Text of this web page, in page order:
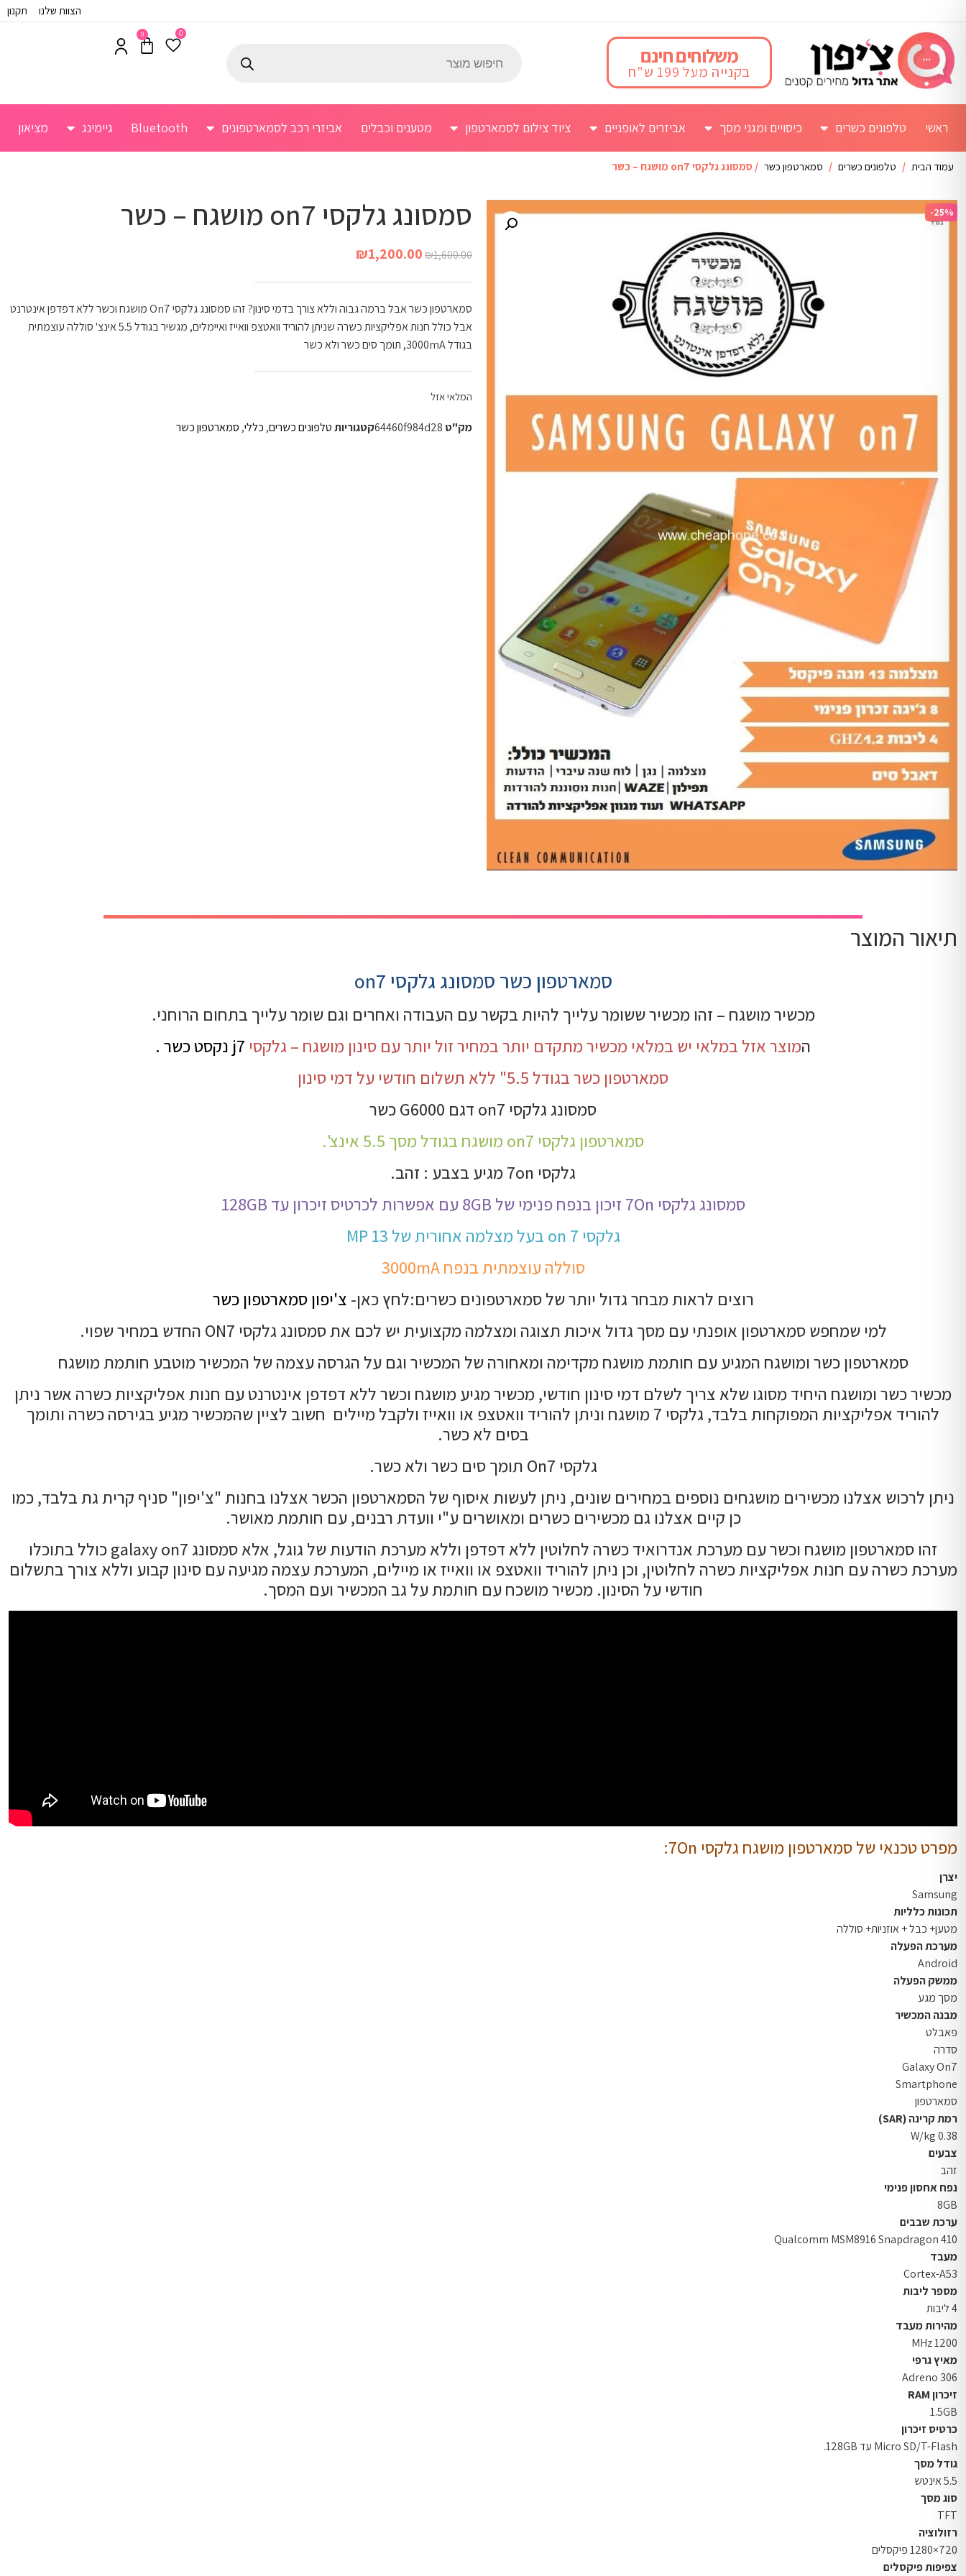
הצוות שלנו תקנון
משלוחים חינם
בקנייה מעל 199 ש"ח
0
0
ראשי טלפונים כשרים כיסויים ומגני מסך אביזרים לאופניים ציוד צילום לסמארטפון מטענים וכבלים אביזרי רכב לסמארטפונים Bluetooth גיימינג מציאון
עמוד הבית / טלפונים כשרים / סמארטפון כשר / סמסונג גלקסי on7 מושגח – כשר
-25% סמסונג גלקסי on7 מושגח – כשר
₪1,600.00
₪1,200.00
סמארטפון כשר אבל ברמה גבוה וללא צורך בדמי סינון? זהו סמסונג גלקסי On7 מושגח וכשר ללא דפדפן אינטרנט
אבל כולל חנות אפליקציות כשרה שניתן להוריד וואטצפ וואייז ואיימלים, מגשיר בגודל 5.5 אינצ' סוללה עוצמתית
בגודל 3000mA, תומך סים כשר ולא כשר
המלאי אזל
מק"ט 64460f984d28קטגוריותטלפונים כשרים, כללי, סמארטפון כשר
תיאור המוצר
סמארטפון כשר סמסונג גלקסי on7
מכשיר מושגח – זהו מכשיר ששומר עלייך להיות בקשר עם העבודה ואחרים וגם שומר עלייך בתחום הרוחני.
המוצר אזל במלאי יש במלאי מכשיר מתקדם יותר במחיר זול יותר עם סינון מושגח – גלקסי j7 נקסט כשר .
סמארטפון כשר בגודל 5.5" ללא תשלום חודשי על דמי סינון
סמסונג גלקסי on7 דגם G6000 כשר
סמארטפון גלקסי on7 מושגח בגודל מסך 5.5 אינצ'.
גלקסי 7on מגיע בצבע : זהב.
סמסונג גלקסי 7On זיכון בנפח פנימי של 8GB עם אפשרות לכרטיס זיכרון עד 128GB
גלקסי 7 on בעל מצלמה אחורית של 13 MP
סוללה עוצמתית בנפח 3000mA
רוצים לראות מבחר גדול יותר של סמארטפונים כשרים:לחץ כאן- צ'יפון סמארטפון כשר
למי שמחפש סמארטפון אופנתי עם מסך גדול איכות תצוגה ומצלמה מקצועית יש לכם את סמסונג גלקסי ON7 החדש במחיר שפוי.
סמארטפון כשר ומושגח המגיע עם חותמת מושגח מקדימה ומאחורה של המכשיר וגם על הגרסה עצמה של המכשיר מוטבע חותמת מושגח
מכשיר כשר ומושגח היחיד מסוגו שלא צריך לשלם דמי סינון חודשי, מכשיר מגיע מושגח וכשר ללא דפדפן אינטרנט עם חנות אפליקציות כשרה אשר ניתן
להוריד אפליקציות המפוקחות בלבד, גלקסי 7 מושגח וניתן להוריד וואטצפ או וואייז ולקבל מיילים חשוב לציין שהמכשיר מגיע בגירסה כשרה ותומך
בסים לא כשר.
גלקסי On7 תומך סים כשר ולא כשר.
ניתן לרכוש אצלנו מכשירים מושגחים נוספים במחירים שונים, ניתן לעשות איסוף של הסמארטפון הכשר אצלנו בחנות "צ'יפון" סניף קרית גת בלבד, כמו
כן קיים אצלנו גם מכשירים כשרים ומאושרים ע"י וועדת רבנים, עם חותמת מאושר.
זהו סמארטפון מושגח וכשר עם מערכת אנדרואיד כשרה לחלוטין ללא דפדפן וללא מערכת הודעות של גוגל, אלא סמסונג galaxy on7 כולל בתוכלו
מערכת כשרה עם חנות אפליקציות כשרה לחלוטין, וכן ניתן להוריד וואטצפ או וואייז או מיילים, המערכת עצמה מגיעה עם סינון קבוע וללא צורך בתשלום
חודשי על הסינון. מכשיר מושכח עם חותמת על גב המכשיר ועם המסך.
מפרט טכנאי של סמארטפון מושגח גלקסי 7On:
יצרן
Samsung
תכונות כלליות
מטען+ כבל + אוזניות+ סוללה
מערכת הפעלה
Android
ממשק הפעלה
מסך מגע
מבנה המכשיר
פאבלט
סדרה
Galaxy On7
Smartphone
סמארטפון
רמת קרינה (SAR)
0.38 W/kg
צבעים
זהב
נפח אחסון פנימי
8GB
ערכת שבבים
Qualcomm MSM8916 Snapdragon 410
מעבד
Cortex-A53
מספר ליבות
4 ליבות
מהירות מעבד
1200 MHz
מאיץ גרפי
Adreno 306
זיכרון RAM
1.5GB
כרטיס זיכרון
Micro SD/T-Flash עד 128GB.
גודל מסך
5.5 אינטש
סוג מסך
TFT
רזולוציה
720×1280 פיקסלים
צפיפות פיקסלים